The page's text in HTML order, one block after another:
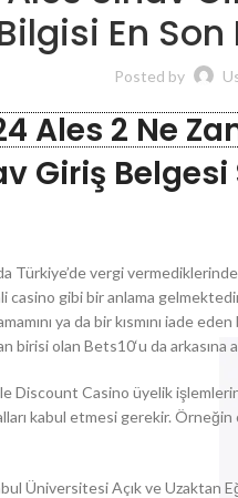
En
Posted by
Ales 2 Ne
Giriş
Türkiye’de vergi
gibi bir anlama
ya da bir kısmını iade
birisi olan Bets10‘u da
Discount Casino üyelik
kabul etmesi gerekir.
Üniversitesi Açık ve Uzaktan